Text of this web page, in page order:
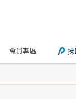
會員專區 揀